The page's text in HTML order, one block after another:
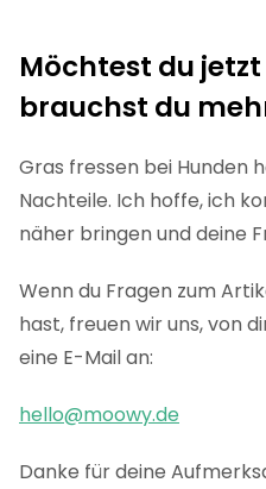
Möchtest du
brauchst du
Gras fressen bei Hunden
Nachteile. Ich hoffe, ich
näher bringen und deine
Wenn du Fragen zum
hast, freuen wir uns, von
eine E-Mail an:
hello@moowy.de
Danke für deine